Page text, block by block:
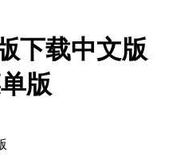
下载中文版
版